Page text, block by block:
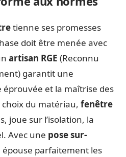
tienne ses promesses
doit être menée avec
artisan RGE (Reconnu
garantit une
et la maîtrise des
choix du matériau, fenêtre
joue sur l’isolation, la
Avec une pose sur-
épouse parfaitement les